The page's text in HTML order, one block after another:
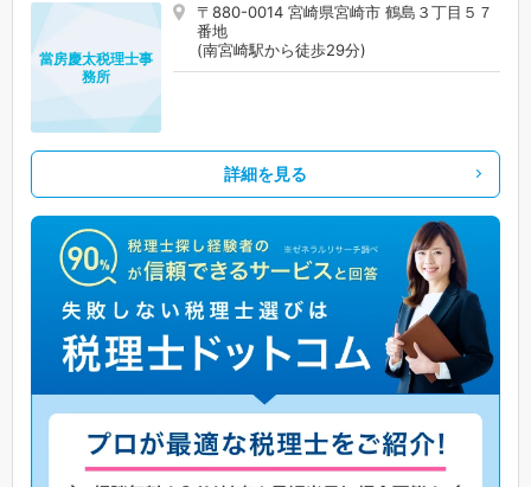
〒880-0014 宮崎県宮崎市 鶴島３丁目５７
番地
(南宮崎駅から徒歩29分)
當房慶太税理士事
務所
詳細を見る